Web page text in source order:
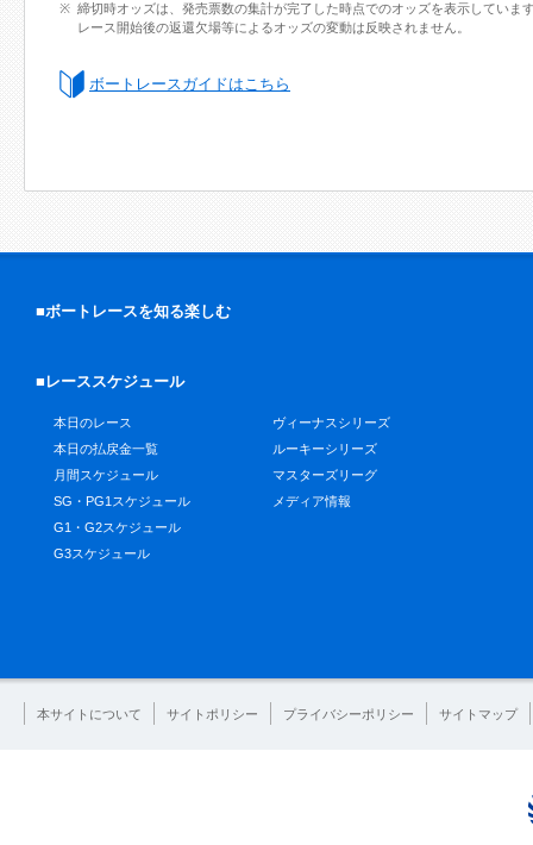
締切時オッズは、発売票数の集計が完了した時点でのオッズを表示していま
レース開始後の返還欠場等によるオッズの変動は反映されません。
ボートレースガイドはこちら
■ボートレースを知る楽しむ
■レーススケジュール
本日のレース
本日の払戻金一覧
月間スケジュール
SG・PG1スケジュール
G1・G2スケジュール
G3スケジュール
ヴィーナスシリーズ
ルーキーシリーズ
マスターズリーグ
メディア情報
本サイトについて サイトポリシー プライバシーポリシー サイトマップ